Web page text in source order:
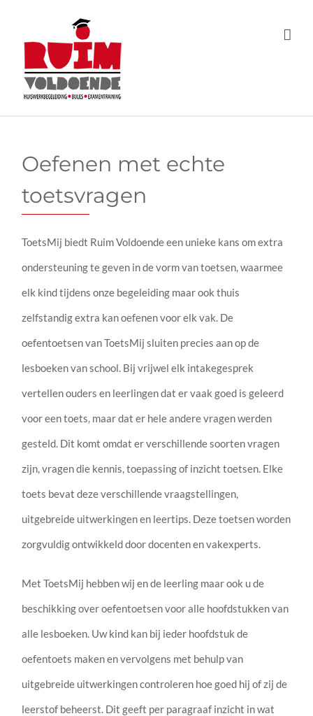
oefenen met echte toetsvragen
Oefenen met echte
toetsvragen
ToetsMij biedt Ruim Voldoende een unieke kans om extra
ondersteuning te geven in de vorm van toetsen, waarmee
elk kind tijdens onze begeleiding maar ook thuis
zelfstandig extra kan oefenen voor elk vak. De
oefentoetsen van ToetsMij sluiten precies aan op de
lesboeken van school. Bij vrijwel elk intakegesprek
vertellen ouders en leerlingen dat er vaak goed is geleerd
voor een toets, maar dat er hele andere vragen werden
gesteld. Dit komt omdat er verschillende soorten vragen
zijn, vragen die kennis, toepassing of inzicht toetsen. Elke
toets bevat deze verschillende vraagstellingen,
uitgebreide uitwerkingen en leertips. Deze toetsen worden
zorgvuldig ontwikkeld door docenten en vakexperts.
Met ToetsMij hebben wij en de leerling maar ook u de
beschikking over oefentoetsen voor alle hoofdstukken van
alle lesboeken. Uw kind kan bij ieder hoofdstuk de
oefentoets maken en vervolgens met behulp van
uitgebreide uitwerkingen controleren hoe goed hij of zij de
leerstof beheerst. Dit geeft per paragraaf inzicht in wat